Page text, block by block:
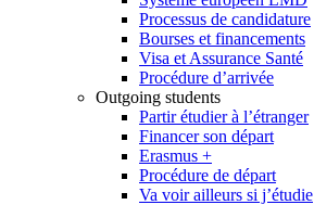
Processus de candidature
Bourses et financements
Visa et Assurance Santé
Procédure d’arrivée
Outgoing students
Partir étudier à l’étranger
Financer son départ
Erasmus +
Procédure de départ
Va voir ailleurs si j’étudie